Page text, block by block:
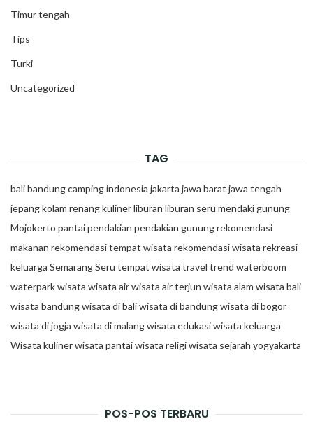
Timur tengah
Tips
Turki
Uncategorized
TAG
balibandungcampingindonesia jakarta jawa barat jawa tengah
jepangkolam renangkulinerliburan liburan seru mendaki gunung
Mojokerto pantaipendakian pendakian gunungrekomendasi
makanan rekomendasi tempat wisata rekomendasi wisata rekreasi
keluarga SemarangSeru tempat wisata travel trend waterboom
waterparkwisata wisata airwisata air terjun wisata alam wisata bali
wisata bandungwisata di baliwisata di bandungwisata di bogor
wisata di jogja wisata di malangwisata edukasiwisata keluarga
Wisata kulinerwisata pantaiwisata religiwisata sejarah yogyakarta
POS-POS TERBARU